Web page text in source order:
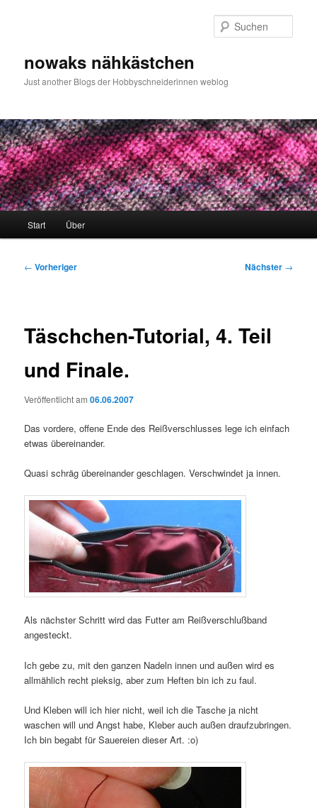
nowaks nähkästchen
Just another Blogs der Hobbyschneiderinnen weblog
Start Über
Beitragsnavigation
← Vorheriger Nächster →
Täschchen-Tutorial, 4. Teil
und Finale.
Veröffentlicht am06.06.2007
Das vordere, offene Ende des Reißverschlusses lege ich einfach
etwas übereinander.
Quasi schräg übereinander geschlagen. Verschwindet ja innen.
Als nächster Schritt wird das Futter am Reißverschlußband
angesteckt.
Ich gebe zu, mit den ganzen Nadeln innen und außen wird es
allmählich recht pieksig, aber zum Heften bin ich zu faul.
Und Kleben will ich hier nicht, weil ich die Tasche ja nicht
waschen will und Angst habe, Kleber auch außen draufzubringen.
Ich bin begabt für Sauereien dieser Art. :o)